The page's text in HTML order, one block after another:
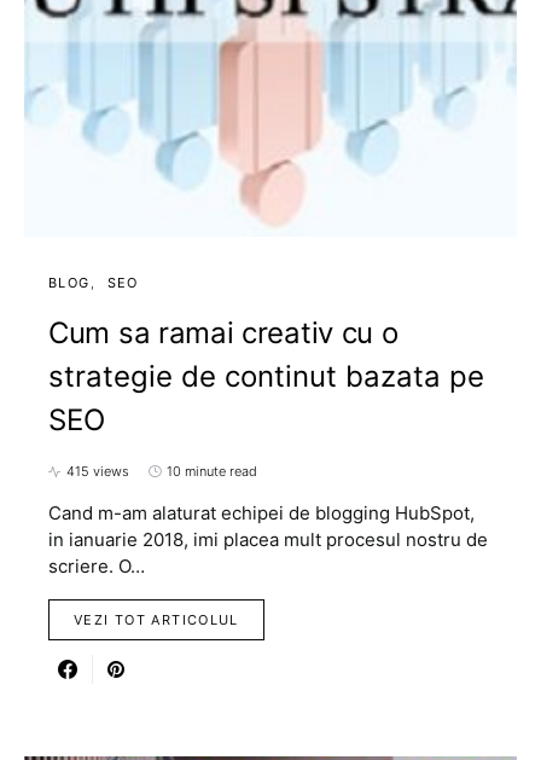
BLOG SEO
Cum sa ramai creativ cu o
strategie de continut bazata pe
SEO
415 views 10 minute read
Cand m-am alaturat echipei de blogging HubSpot,
in ianuarie 2018, imi placea mult procesul nostru de
scriere. O…
VEZI TOT ARTICOLUL